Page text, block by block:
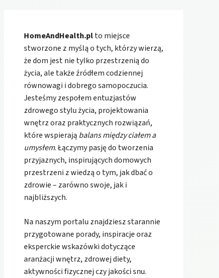
HomeAndHealth.plto miejsce
stworzone z myślą o tych, którzy wierzą,
że dom jest nie tylko przestrzenią do
życia, ale także źródłem codziennej
równowagi i dobrego samopoczucia.
Jesteśmy zespołem entuzjastów
zdrowego stylu życia, projektowania
wnętrz oraz praktycznych rozwiązań,
które wspierają balans między ciałem a
umysłem. Łączymy pasję do tworzenia
przyjaznych, inspirujących domowych
przestrzeni z wiedzą o tym, jak dbać o
zdrowie – zarówno swoje, jak i
najbliższych.
Na naszym portalu znajdziesz starannie
przygotowane porady, inspiracje oraz
eksperckie wskazówki dotyczące
aranżacji wnętrz, zdrowej diety,
aktywności fizycznej czy jakości snu.